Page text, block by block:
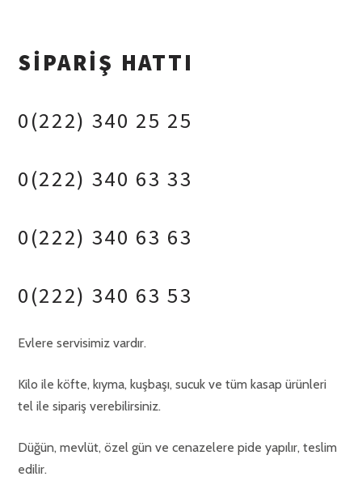
SİPARİŞ HATTI
0(222) 340 25 25
0(222) 340 63 33
0(222) 340 63 63
0(222) 340 63 53
Evlere servisimiz vardır.
Kilo ile köfte, kıyma, kuşbaşı, sucuk ve tüm kasap ürünleri
tel ile sipariş verebilirsiniz.
Düğün, mevlüt, özel gün ve cenazelere pide yapılır, teslim
edilir.